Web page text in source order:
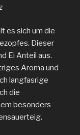
es sich um die
Dieser
Ei Anteil aus.
Aroma und
langfasrige
die
besonders